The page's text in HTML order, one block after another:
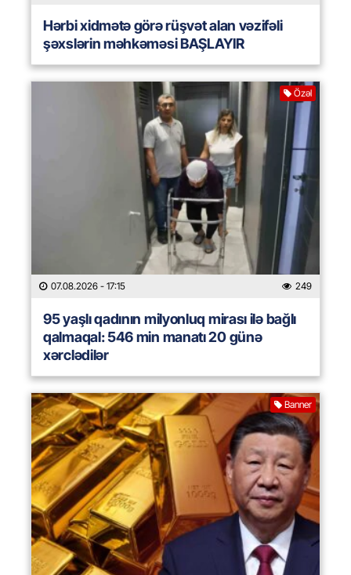
Hərbi xidmətə görə rüşvət alan vəzifəli
şəxslərin məhkəməsi BAŞLAYIR
Özəl
07.08.2026 - 17:15 249
95 yaşlı qadının milyonluq mirası ilə bağlı
qalmaqal: 546 min manatı 20 günə
xərclədilər
Banner